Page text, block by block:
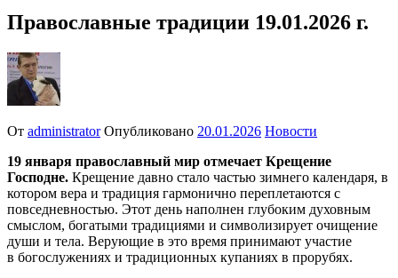
Православные традиции 19.01.2026 г.
От administrator Опубликовано 20.01.2026 Новости
19 января православный мир отмечает Крещение
Господне. Крещение давно стало частью зимнего календаря, в
котором вера и традиция гармонично переплетаются с
повседневностью. Этот день наполнен глубоким духовным
смыслом, богатыми традициями и символизирует очищение
души и тела. Верующие в это время принимают участие
в богослужениях и традиционных купаниях в прорубях.